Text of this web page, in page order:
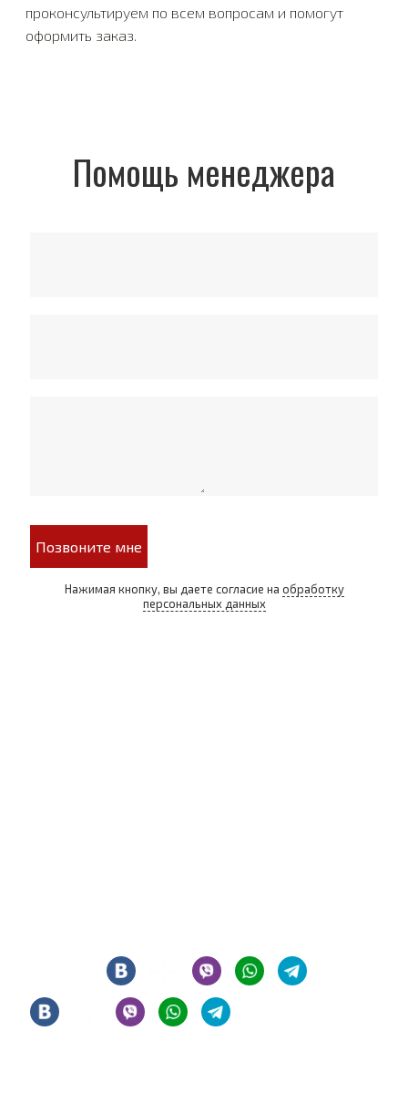
проконсультируем по всем вопросам и помогут
оформить заказ.
Помощь менеджера
Позвоните мне
Нажимая кнопку, вы даете согласие на обработку
персональных данных